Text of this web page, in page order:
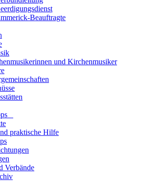
Beauftragte
und Kirchenmusiker
praktische Hilfe
Verbände